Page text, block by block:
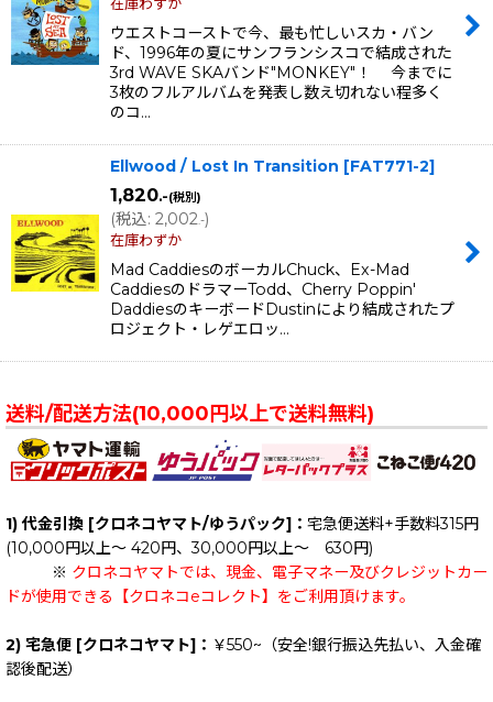
ウエストコーストで今、最も忙しいスカ・バン
ド、1996年の夏にサンフランシスコで結成された
3rd WAVE SKAバンド"MONKEY"！ 今までに
3枚のフルアルバムを発表し数え切れない程多く
のコ…
Ellwood / Lost In Transition [FAT771-2]
1,820.-(税別)
(税込: 2,002.-)
在庫わずか
Mad CaddiesのボーカルChuck、Ex-Mad
CaddiesのドラマーTodd、Cherry Poppin'
DaddiesのキーボードDustinにより結成されたプ
ロジェクト・レゲエロッ…
送料/配送方法(10,000円以上で送料無料)
1) 代金引換 [クロネコヤマト/ゆうパック]： 宅急便送料+手数料315円
(10,000円以上～ 420円、30,000円以上～ 630円)
※ クロネコヤマトでは、現金、電子マネー及びクレジットカー
ドが使用できる【クロネコeコレクト】をご利用頂けます。
2) 宅急便 [クロネコヤマト]： ￥550~（安全!銀行振込先払い、入金確
認後配送）